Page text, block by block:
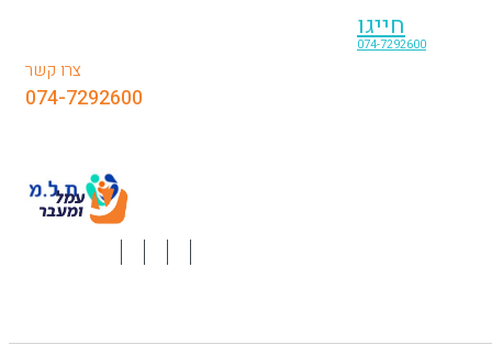
צרו קשר
074-7292600
חייגו
074-7292600